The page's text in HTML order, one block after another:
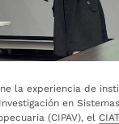
la experiencia de
en
(CIPAV), el CIAT